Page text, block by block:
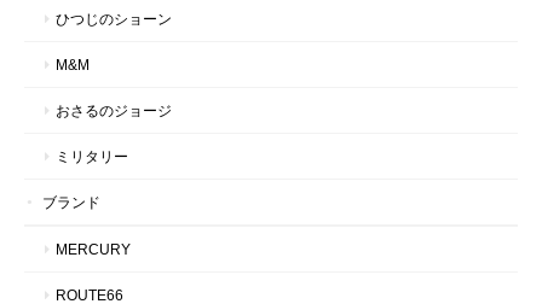
ひつじのショーン
M&M
おさるのジョージ
ミリタリー
ブランド
MERCURY
ROUTE66